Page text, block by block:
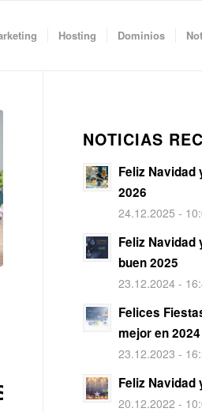
Hosting Dominios
NOTICIAS
Feliz Navidad
2026
24.12.2025 -
Feliz Navidad
buen 2025
23.12.2024 -
Felices
mejor en 2024
23.12.2023 -
Feliz Navidad
20.12.2022 -